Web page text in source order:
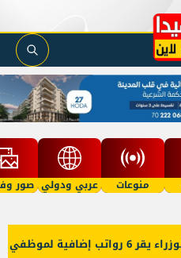
منوعات عربي ودولي صور